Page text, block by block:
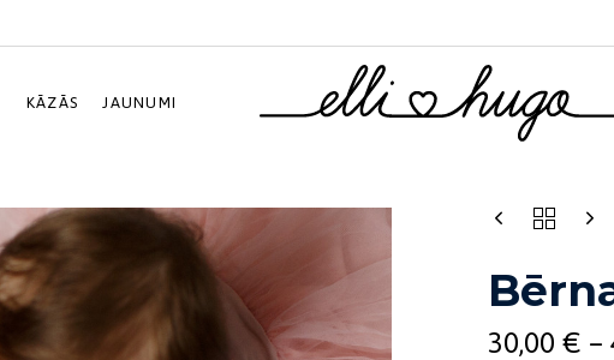
KĀZĀS JAUNUMI
30,00€ –
Price
30,00 €
through
45,00 €